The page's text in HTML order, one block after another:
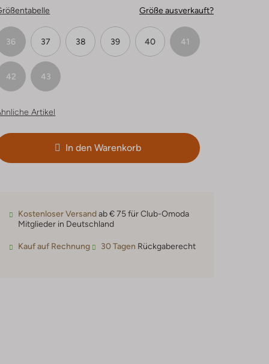
Größe ausverkauft?
36 37 38 39 40 41
42 43
Artikel
In den Warenkorb
Kostenloser Versandab € 75 für Club-Omoda
Mitglieder in Deutschland
Kauf auf Rechnung 30 Tagen Rückgaberecht